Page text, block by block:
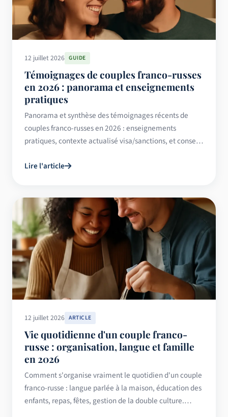
12 juillet 2026 GUIDE
Témoignages de couples franco-russes
en 2026 : panorama et enseignements
pratiques
Panorama et synthèse des témoignages récents de
couples franco-russes en 2026 : enseignements
pratiques, contexte actualisé visa/sanctions, et conseils
Lire l'article
12 juillet 2026 ARTICLE
Vie quotidienne d'un couple franco-
russe : organisation, langue et famille
en 2026
Comment s'organise vraiment le quotidien d'un couple
franco-russe : langue parlée à la maison, éducation des
enfants, repas, fêtes, gestion de la double culture.